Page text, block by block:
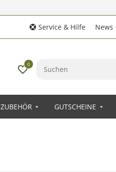
Service & Hilfe News
0
ZUBEHÖR GUTSCHEINE